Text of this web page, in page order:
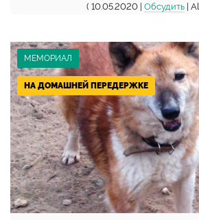
( 10.05.2020 | Обсудить|
МЕМОРИАЛ
НА ДОМАШНЕЙ ПЕРЕДЕРЖКЕ